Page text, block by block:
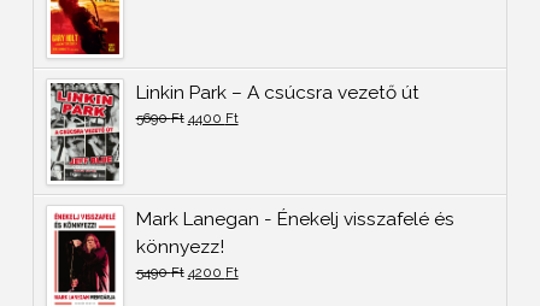
Linkin Park – A csúcsra vezető út
5690Ft 4400 Ft
Mark Lanegan - Énekelj visszafelé és
könnyezz!
5490Ft 4200 Ft